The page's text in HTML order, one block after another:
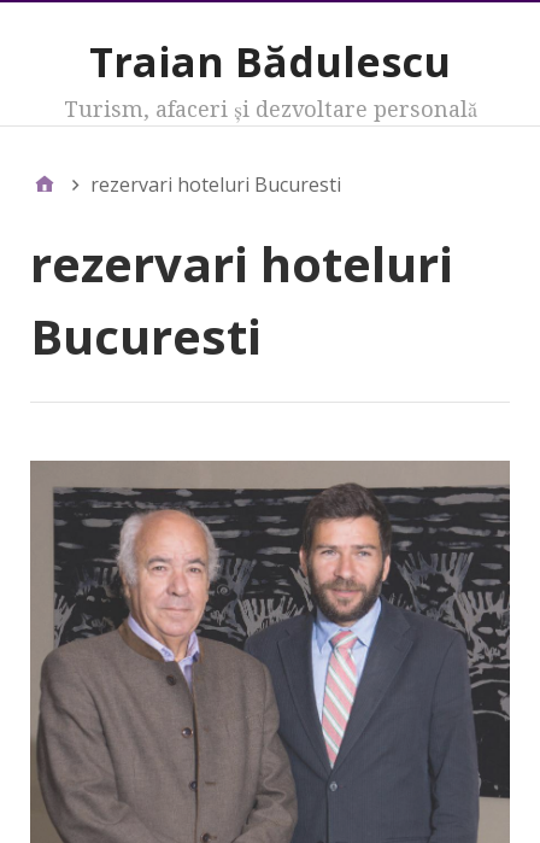
Traian Bădulescu
Turism, afaceri şi dezvoltare personală
rezervari hoteluri Bucuresti
rezervari hoteluri
Bucuresti